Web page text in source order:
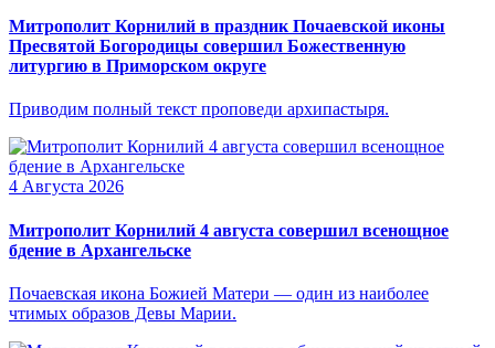
Митрополит Корнилий в праздник Почаевской иконы
Пресвятой Богородицы совершил Божественную
литургию в Приморском округе
Приводим полный текст проповеди архипастыря.
4 Августа 2026
Митрополит Корнилий 4 августа совершил всенощное
бдение в Архангельске
Почаевская икона Божией Матери — один из наиболее
чтимых образов Девы Марии.